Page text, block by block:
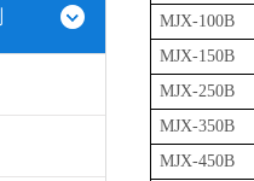
MJX-100B
MJX-150B
MJX-250B
MJX-350B
MJX-450B